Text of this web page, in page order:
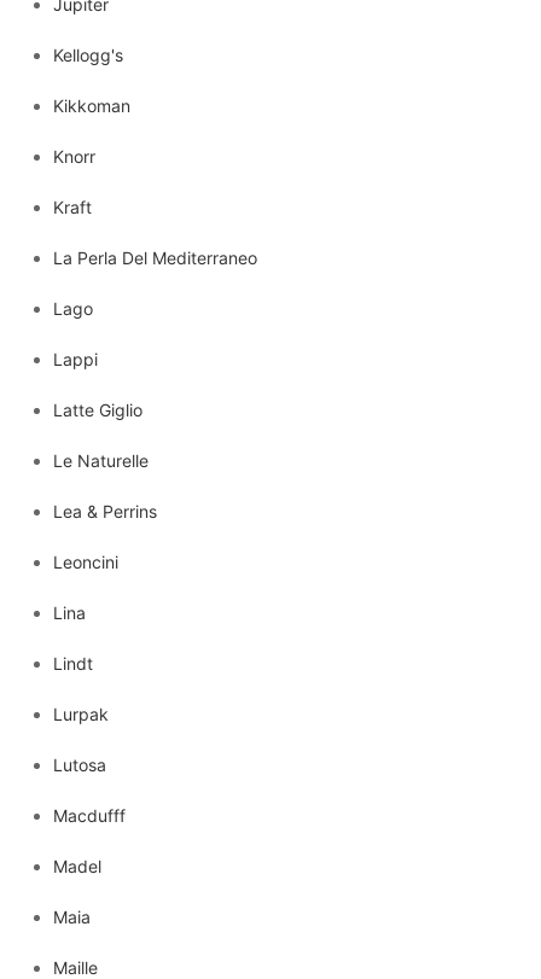
Kellogg's
Kikkoman
Knorr
Kraft
La Perla Del Mediterraneo
Lago
Lappi
Latte Giglio
Le Naturelle
Lea & Perrins
Leoncini
Lina
Lindt
Lurpak
Lutosa
Macdufff
Madel
Maia
Maille